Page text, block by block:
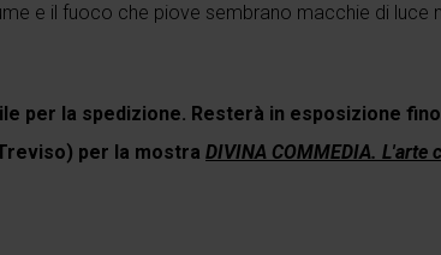
e il fuoco che piove sembrano macchie di luce
per la spedizione. Resterà in esposizione
per la mostra DIVINA COMMEDIA. L'arte